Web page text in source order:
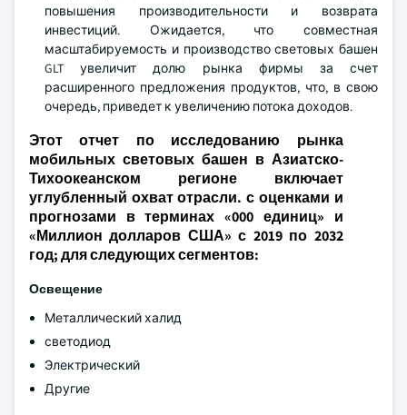
повышения производительности и возврата
инвестиций. Ожидается, что совместная
масштабируемость и производство световых башен
GLT увеличит долю рынка фирмы за счет
расширенного предложения продуктов, что, в свою
очередь, приведет к увеличению потока доходов.
Этот отчет по исследованию рынка
мобильных световых башен в Азиатско-
Тихоокеанском регионе включает
углубленный охват отрасли. с оценками и
прогнозами в терминах «000 единиц» и
«Миллион долларов США» с 2019 по 2032
год; для следующих сегментов:
Освещение
Металлический халид
светодиод
Электрический
Другие